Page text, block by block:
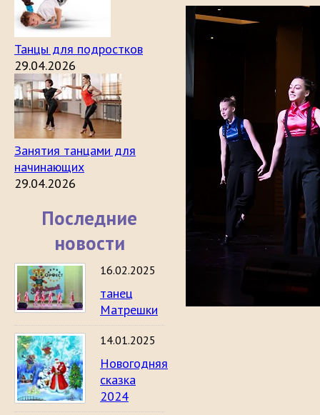
Танцы для подростков
29.04.2026
Занятия танцами для
начинающих
29.04.2026
Последние
новости
16.02.2025
танец
Матрешки
14.01.2025
Новогодняя
сказка
2024